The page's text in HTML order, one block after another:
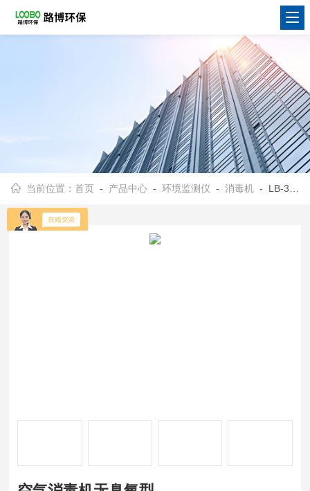
当前位置：首页 - 产品中心 -环境监测仪 -消毒机 - LB-3318空气消毒机无臭氧型